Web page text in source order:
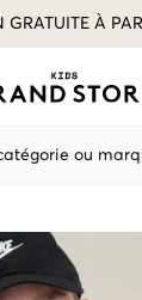
GRATUITE À
ou